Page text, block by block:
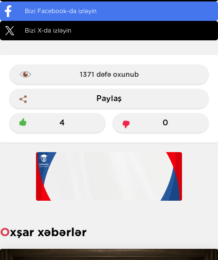
Bizi Facebook-da izləyin
Bizi X-da izləyin
1371 dəfə oxunub
Paylaş
4 0
Oxşar xəbərlər